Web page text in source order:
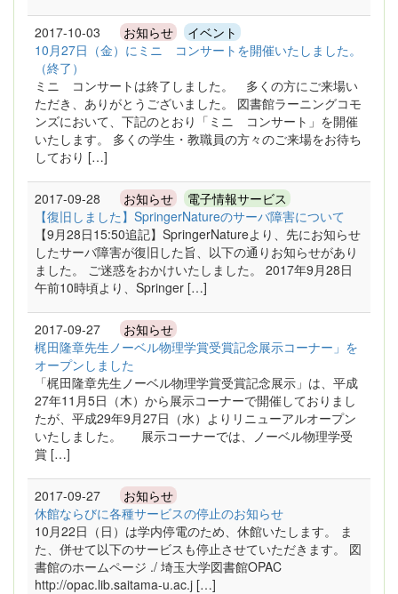
2017-10-03 お知らせ イベント
10月27日（金）にミニ コンサートを開催いたしました。
（終了）
ミニ コンサートは終了しました。 多くの方にご来場い
ただき、ありがとうございました。 図書館ラーニングコモ
ンズにおいて、下記のとおり「ミニ コンサート」を開催
いたします。 多くの学生・教職員の方々のご来場をお待ち
しており […]
2017-09-28 お知らせ 電子情報サービス
【復旧しました】SpringerNatureのサーバ障害について
【9月28日15:50追記】SpringerNatureより、先にお知らせ
したサーバ障害が復旧した旨、以下の通りお知らせがあり
ました。 ご迷惑をおかけいたしました。 2017年9月28日
午前10時頃より、Springer […]
2017-09-27 お知らせ
梶田隆章先生ノーベル物理学賞受賞記念展示コーナー」を
オープンしました
「梶田隆章先生ノーベル物理学賞受賞記念展示」は、平成
27年11月5日（木）から展示コーナーで開催しておりまし
たが、平成29年9月27日（水）よりリニューアルオープン
いたしました。 展示コーナーでは、ノーベル物理学受
賞 […]
2017-09-27 お知らせ
休館ならびに各種サービスの停止のお知らせ
10月22日（日）は学内停電のため、休館いたします。 ま
た、併せて以下のサービスも停止させていただきます。 図
書館のホームページ ./ 埼玉大学図書館OPAC
http://opac.lib.saitama-u.ac.j […]